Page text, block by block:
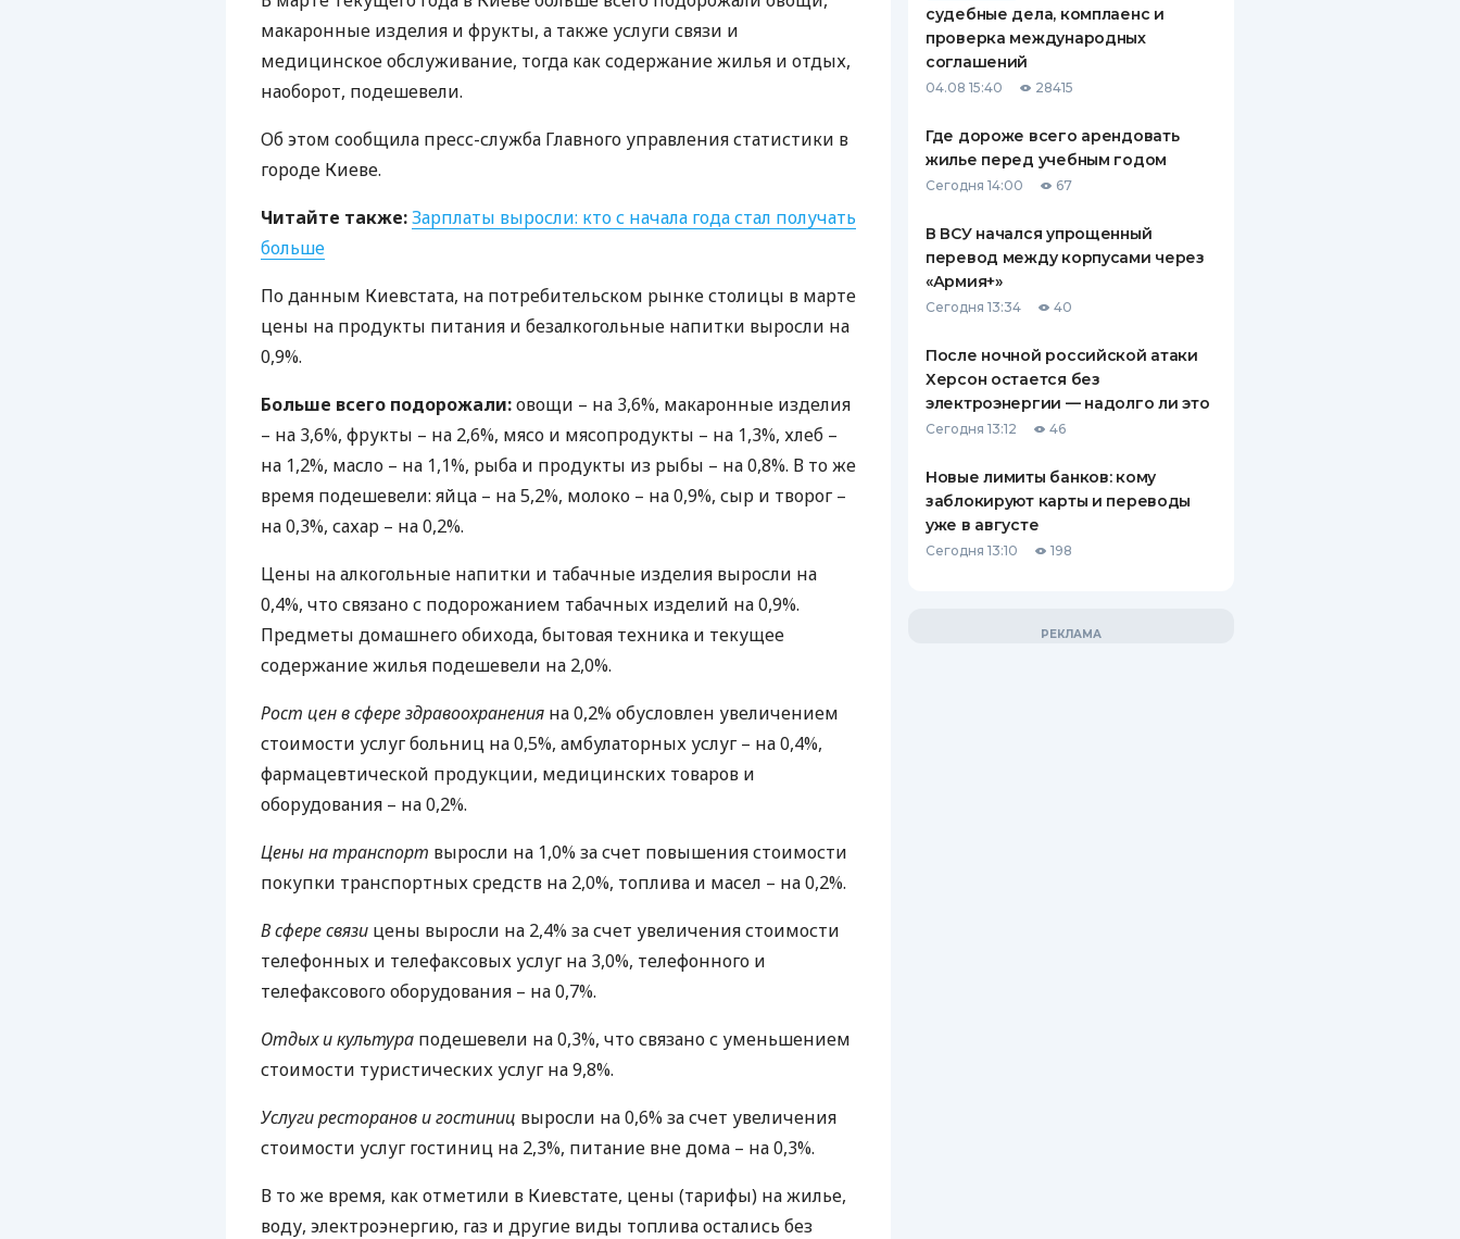
ЕЖЕМЕСЯЧНЫЙ ОБЗОР
КЕШБЭКА
ПУТЕВОДИТЕЛИ ПО
СТРАХОВАНИЮ
СТРАХОВЫЕ КОМПАНИИ
ОТЗЫВЫ О СТРАХОВЫХ
КОНТАКТЫ
макаронные изделия и фрукты, а также услуги связи и
медицинское обслуживание, тогда как содержание жилья и отдых,
наоборот, подешевели.
Об этом сообщила пресс-служба Главного управления статистики в
городе Киеве.
Читайте также:Зарплаты выросли: кто с начала года стал получать
больше
По данным Киевстата, на потребительском рынке столицы в марте
цены на продукты питания и безалкогольные напитки выросли на
0,9%.
Больше всего подорожали:овощи – на 3,6%, макаронные изделия
– на 3,6%, фрукты – на 2,6%, мясо и мясопродукты – на 1,3%, хлеб –
на 1,2%, масло – на 1,1%, рыба и продукты из рыбы – на 0,8%. В то же
время подешевели: яйца – на 5,2%, молоко – на 0,9%, сыр и творог –
на 0,3%, сахар – на 0,2%.
Цены на алкогольные напитки и табачные изделия выросли на
0,4%, что связано с подорожанием табачных изделий на 0,9%.
Предметы домашнего обихода, бытовая техника и текущее
содержание жилья подешевели на 2,0%.
Рост цен в сфере здравоохранения на 0,2% обусловлен увеличением
стоимости услуг больниц на 0,5%, амбулаторных услуг – на 0,4%,
фармацевтической продукции, медицинских товаров и
оборудования – на 0,2%.
Цены на транспорт выросли на 1,0% за счет повышения стоимости
покупки транспортных средств на 2,0%, топлива и масел – на 0,2%.
В сфере связи цены выросли на 2,4% за счет увеличения стоимости
телефонных и телефаксовых услуг на 3,0%, телефонного и
телефаксового оборудования – на 0,7%.
Отдых и культура подешевели на 0,3%, что связано с уменьшением
стоимости туристических услуг на 9,8%.
Услуги ресторанов и гостиниц выросли на 0,6% за счет увеличения
стоимости услуг гостиниц на 2,3%, питание вне дома – на 0,3%.
В то же время, как отметили в Киевстате, цены (тарифы) на жилье,
воду, электроэнергию, газ и другие виды топлива остались без
судебные дела, комплаенс и
проверка международных
соглашений
04.08 15:40 28415
Где дороже всего арендовать
жилье перед учебным годом
Сегодня 14:00 67
В ВСУ начался упрощенный
перевод между корпусами через
«Армия+»
Сегодня 13:34 40
После ночной российской атаки
Херсон остается без
электроэнергии — надолго ли это
Сегодня 13:12 46
Новые лимиты банков: кому
заблокируют карты и переводы
уже в августе
Сегодня 13:10 198